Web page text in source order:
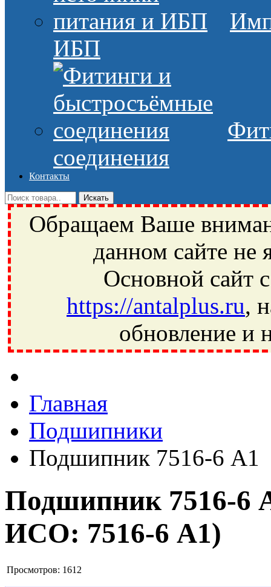
ИБП
соединения
Контакты
Обращаем Ваше
данном сайте не
Основной сайт
https://antalplus.ru,
обновление и
Ивантеевка, подшипники, пневматика, метизы, техника,
Главная
Подшипники
Подшипник 7516-6 А1
Подшипник 7516-6
ИСО: 7516-6 А1)
Просмотров: 1612